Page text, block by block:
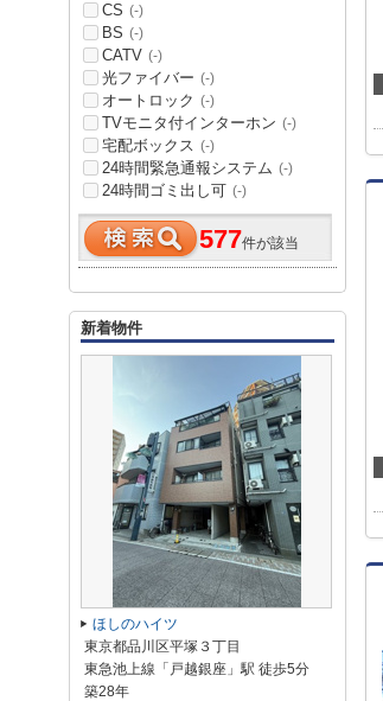
CS (-)
BS (-)
CATV (-)
光ファイバー (-)
オートロック (-)
TVモニタ付インターホン (-)
宅配ボックス (-)
24時間緊急通報システム (-)
24時間ゴミ出し可 (-)
577件が該当
新着物件
ほしのハイツ
東京都品川区平塚３丁目
東急池上線「戸越銀座」駅 徒歩5分
築28年